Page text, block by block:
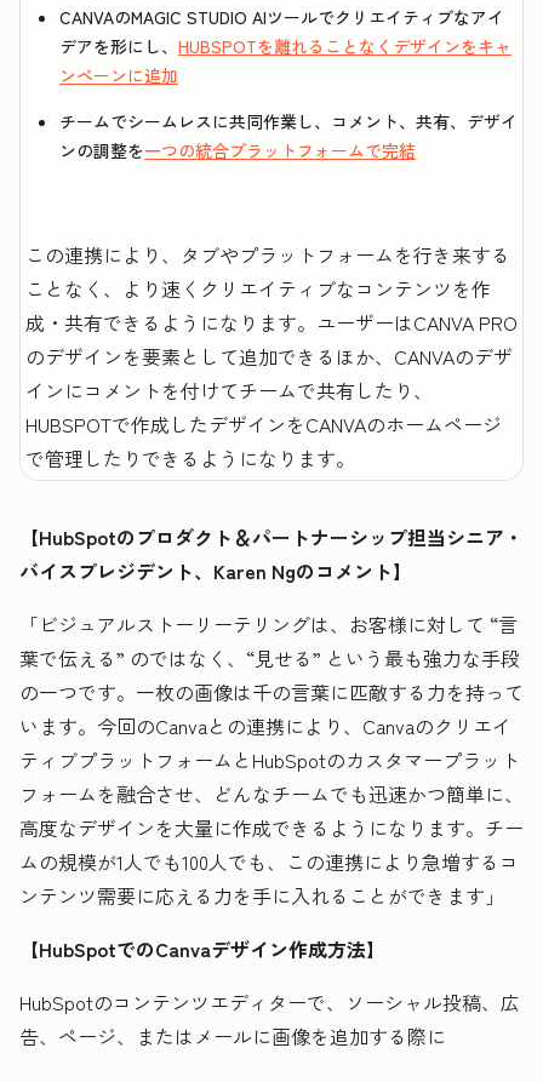
CANVAのMAGIC STUDIO AIツールでクリエイティブなアイ
デアを形にし、 HUBSPOTを離れることなくデザインをキャ
ンペーンに追加
チームでシームレスに共同作業し、コメント、共有、デザイ
ンの調整を一つの統合プラットフォームで完結
この連携により、タブやプラットフォームを行き来する
ことなく、より速くクリエイティブなコンテンツを作
成・共有できるようになります。ユーザーはCANVA PRO
のデザインを要素として追加できるほか、CANVAのデザ
インにコメントを付けてチームで共有したり、
HUBSPOTで作成したデザインをCANVAのホームページ
で管理したりできるようになります。
【HubSpotのプロダクト＆パートナーシップ担当シニア・
バイスプレジデント、Karen Ngのコメント】
「ビジュアルストーリーテリングは、お客様に対して “言
葉で伝える” のではなく、“見せる” という最も強力な手段
の一つです。一枚の画像は千の言葉に匹敵する力を持って
います。今回のCanvaとの連携により、Canvaのクリエイ
ティブプラットフォームとHubSpotのカスタマープラット
フォームを融合させ、どんなチームでも迅速かつ簡単に、
高度なデザインを大量に作成できるようになります。チー
ムの規模が1人でも100人でも、この連携により急増するコ
ンテンツ需要に応える力を手に入れることができます」
【HubSpotでのCanvaデザイン作成方法】
HubSpotのコンテンツエディターで、ソーシャル投稿、広
告、ページ、またはメールに画像を追加する際に